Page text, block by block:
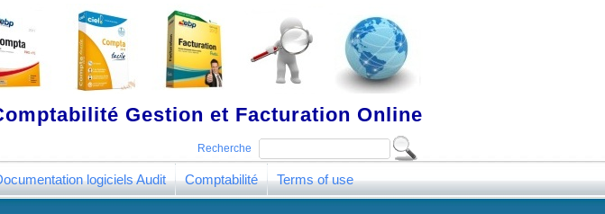
Gestion et Facturation Online
Recherche
logiciels Audit Comptabilité Terms of use